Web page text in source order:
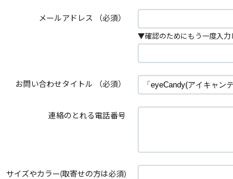
メールアドレス （必須）
▼確認のためにもう一度入力
お問い合わせタイトル （必須）
連絡のとれる電話番号
サイズやカラー(取寄せの方は必須)